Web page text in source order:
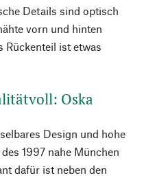
Details sind optisch
vorn und hinten
Rückenteil ist etwas
Oska
Design und hohe
1997 nahe München
dafür ist neben den